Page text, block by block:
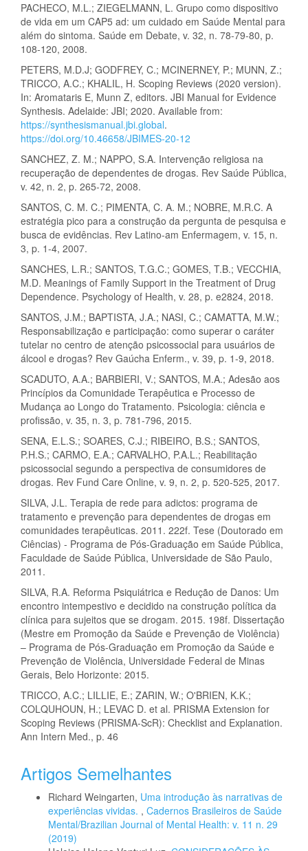
PACHECO, M.L.; ZIEGELMANN, L. Grupo como dispositivo
de vida em um CAP5 ad: um cuidado em Saúde Mental para
além do sintoma. Saúde em Debate, v. 32, n. 78-79-80, p.
108-120, 2008.
PETERS, M.D.J; GODFREY, C.; MCINERNEY, P.; MUNN, Z.;
TRICCO, A.C.; KHALIL, H. Scoping Reviews (2020 version).
In: Aromataris E, Munn Z, editors. JBI Manual for Evidence
Synthesis. Adelaide: JBI; 2020. Available from:
https://synthesismanual.jbi.global.
https://doi.org/10.46658/JBIMES-20-12
SANCHEZ, Z. M.; NAPPO, S.A. Intervenção religiosa na
recuperação de dependentes de drogas. Rev Saúde Pública,
v. 42, n. 2, p. 265-72, 2008.
SANTOS, C. M. C.; PIMENTA, C. A. M.; NOBRE, M.R.C. A
estratégia pico para a construção da pergunta de pesquisa e
busca de evidências. Rev Latino-am Enfermagem, v. 15, n.
3, p. 1-4, 2007.
SANCHES, L.R.; SANTOS, T.G.C.; GOMES, T.B.; VECCHIA,
M.D. Meanings of Family Support in the Treatment of Drug
Dependence. Psychology of Health, v. 28, p. e2824, 2018.
SANTOS, J.M.; BAPTISTA, J.A.; NASI, C.; CAMATTA, M.W.;
Responsabilização e participação: como superar o caráter
tutelar no centro de atenção psicossocial para usuários de
álcool e drogas? Rev Gaúcha Enferm., v. 39, p. 1-9, 2018.
SCADUTO, A.A.; BARBIERI, V.; SANTOS, M.A.; Adesão aos
Princípios da Comunidade Terapêutica e Processo de
Mudança ao Longo do Tratamento. Psicologia: ciência e
profissão, v. 35, n. 3, p. 781-796, 2015.
SENA, E.L.S.; SOARES, C.J.; RIBEIRO, B.S.; SANTOS,
P.H.S.; CARMO, E.A.; CARVALHO, P.A.L.; Reabilitação
psicossocial segundo a perspectiva de consumidores de
drogas. Rev Fund Care Online, v. 9, n. 2, p. 520-525, 2017.
SILVA, J.L. Terapia de rede para adictos: programa de
tratamento e prevenção para dependentes de drogas em
comunidades terapêuticas. 2011. 222f. Tese (Doutorado em
Ciências) - Programa de Pós-Graduação em Saúde Pública,
Faculdade de Saúde Pública, Universidade de São Paulo,
2011.
SILVA, R.A. Reforma Psiquiátrica e Redução de Danos: Um
encontro intempestivo e decidido na construção política da
clínica para sujeitos que se drogam. 2015. 198f. Dissertação
(Mestre em Promoção da Saúde e Prevenção de Violência)
– Programa de Pós-Graduação em Promoção da Saúde e
Prevenção de Violência, Universidade Federal de Minas
Gerais, Belo Horizonte: 2015.
TRICCO, A.C.; LILLIE, E.; ZARIN, W.; O'BRIEN, K.K.;
COLQUHOUN, H.; LEVAC D. et al. PRISMA Extension for
Scoping Reviews (PRISMA-ScR): Checklist and Explanation.
Ann Intern Med., p. 46
Artigos Semelhantes
Richard Weingarten, Uma introdução às narrativas de
experiências vividas. , Cadernos Brasileiros de Saúde
Mental/Brazilian Journal of Mental Health: v. 11 n. 29
(2019)